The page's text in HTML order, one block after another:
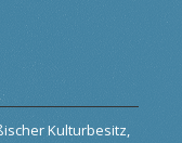
Kulturbesitz,